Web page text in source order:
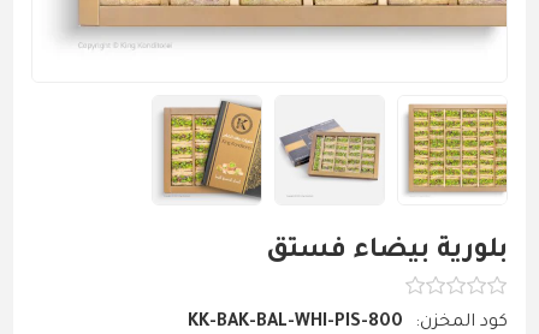
بلورية بيضاء فستق
كود المخزن: